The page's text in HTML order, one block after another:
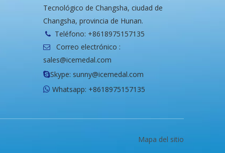
Tecnológico de Changsha, ciudad de
Changsha, provincia de Hunan.
 Teléfono: +8618975157135

Correo electrónico :
sales@icemedal.com
Skype: sunny@icemedal.com
 Whatsapp: +8618975157135
Mapa del sitio